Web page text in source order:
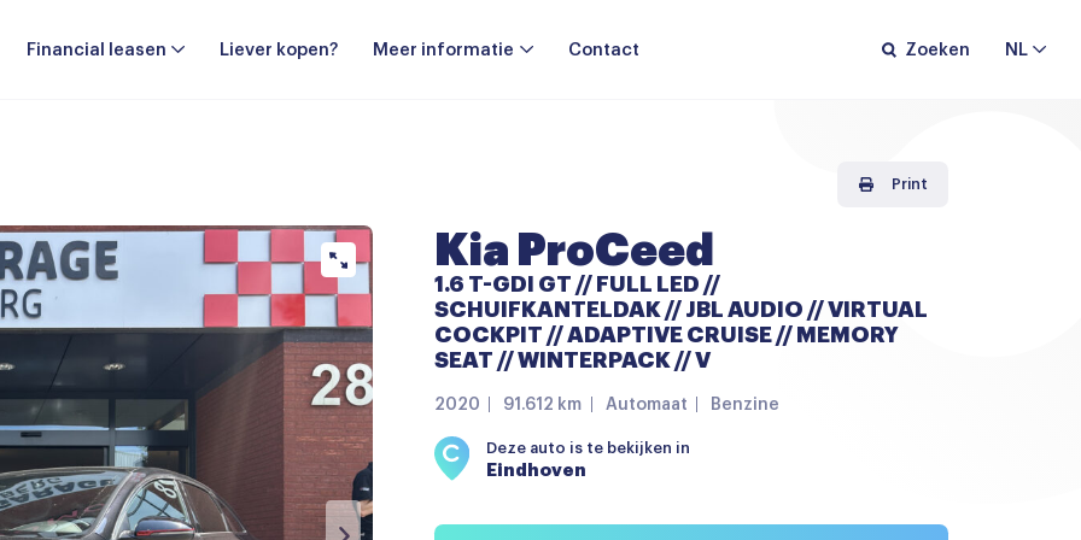
Financial leasen Liever kopen? Meer informatie Contact NL
Zoeken
Print
Kia ProCeed
1.6 T-GDI GT // FULL LED //
SCHUIFKANTELDAK // JBL AUDIO // VIRTUAL
COCKPIT // ADAPTIVE CRUISE // MEMORY
SEAT // WINTERPACK // V
2020 91.612 km Automaat Benzine
Deze auto is te bekijken in
Eindhoven